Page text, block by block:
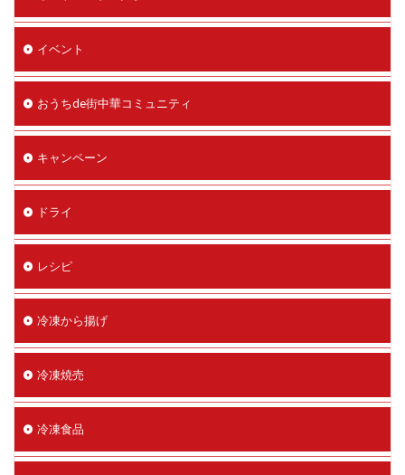
イベント
おうちde街中華コミュニティ
キャンペーン
ドライ
レシピ
冷凍から揚げ
冷凍焼売
冷凍食品